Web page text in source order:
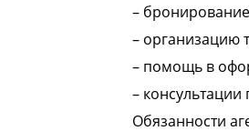
–
– организацию
– помощь в
–
Обязанности